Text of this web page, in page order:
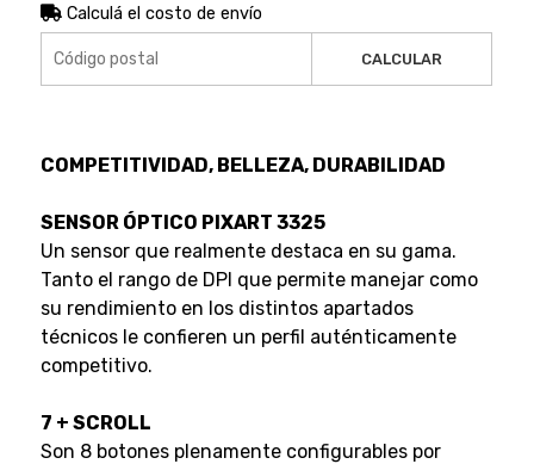
Calculá el costo de envío
CALCULAR
COMPETITIVIDAD, BELLEZA, DURABILIDAD
SENSOR ÓPTICO PIXART 3325
Un sensor que realmente destaca en su gama.
Tanto el rango de DPI que permite manejar como
su rendimiento en los distintos apartados
técnicos le confieren un perfil auténticamente
competitivo.
7 + SCROLL
Son 8 botones plenamente configurables por